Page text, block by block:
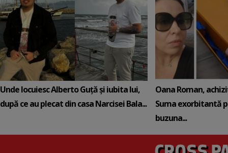
Unde locuiesc Alberto Guță și iubita lui,
după ce au plecat din casa Narcisei Bala...
Oana Roman,
Suma exorbitantă
buzuna...